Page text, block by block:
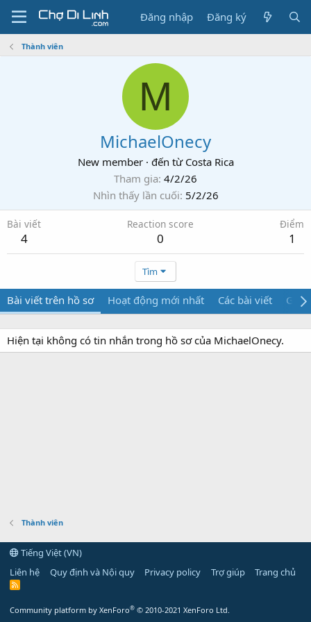
Đăng nhập Đăng ký
Thành viên
M
MichaelOnecy
New member · đến từ Costa Rica
Tham gia 4/2/26
Nhìn thấy lần cuối 5/2/26
Bài viết
4
Reaction score
0
Điểm
1
Tìm
Bài viết trên hồ sơ Hoạt động mới nhất Các bài viết Giới
Hiện tại không có tin nhắn trong hồ sơ của MichaelOnecy.
Thành viên
Tiếng Việt (VN)
Liên hệ
Quy định và Nội quy Privacy policy Trợ giúp Trang chủ
R
Community platform by XenForo® © 2010-2021 XenForo Ltd.